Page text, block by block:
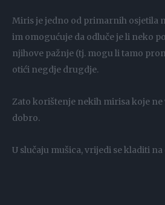
Miris je jedno od primarnih osjetila
im omogućuje da odluče je li neko
njihove pažnje (tj. mogu li tamo
otići negdje drugdje.
Zato korištenje nekih mirisa koje ne
dobro.
U slučaju mušica, vrijedi se kladiti